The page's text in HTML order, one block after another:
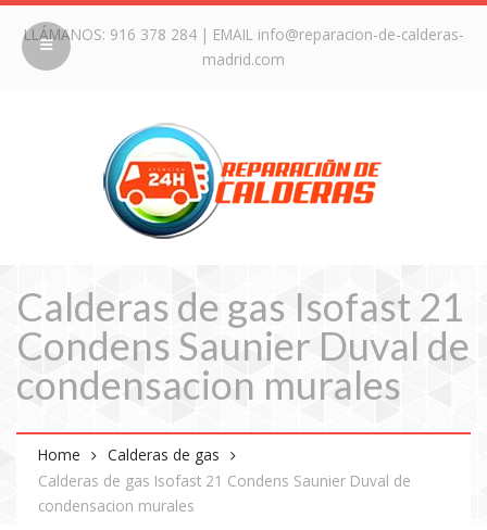
LLÁMANOS: 916 378 284| EMAIL info@reparacion-de-calderas-
madrid.com
Calderas de gas Isofast 21
Condens Saunier Duval de
condensacion murales
Home
Calderas de gas
Calderas de gas Isofast 21 Condens Saunier Duval de
condensacion murales